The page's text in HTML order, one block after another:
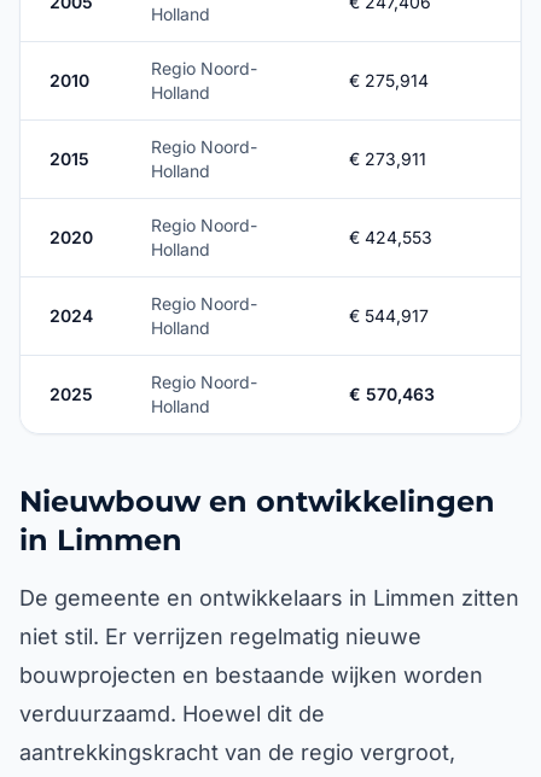
Holland
2010
Regio Noord-
Holland
€ 275,914
2015
Regio Noord-
Holland
€ 273,911
2020
Regio Noord-
Holland
€ 424,553
2024
Regio Noord-
Holland
€ 544,917
2025
Regio Noord-
Holland
€ 570,463
Nieuwbouw en ontwikkelingen
in Limmen
De gemeente en ontwikkelaars in Limmen zitten
niet stil. Er verrijzen regelmatig nieuwe
bouwprojecten en bestaande wijken worden
verduurzaamd. Hoewel dit de
aantrekkingskracht van de regio vergroot,